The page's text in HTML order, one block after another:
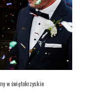
w świętokrzyskie